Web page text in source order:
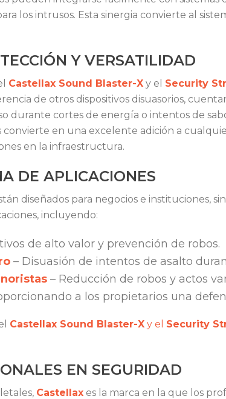
los intrusos. Esta sinergia convierte al
Y VERSATILIDAD
Castellax Sound Blaster-X y el Security
de otros dispositivos disuasorios,
cortes de energía o intentos de
convierte en una excelente adición a
en la infraestructura.
DE APLICACIONES
diseñados para negocios e instituciones,
incluyendo:
de alto valor y prevención de robos.
– Disuasión de intentos de asalto
– Reducción de robos y actos
a los propietarios una
Castellax Sound Blaster-X y el Security
EN SEGURIDAD
Castellax es la marca en la que los